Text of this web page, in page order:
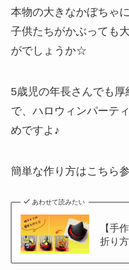
本物の大きなかぼちゃ
子供たちがかぶっても
がでしょうか☆
5歳児の年長さんでも
で、ハロウィンパーテ
めですよ♪
簡単な作り方はこちら
あわせて読みたい
【手
折り